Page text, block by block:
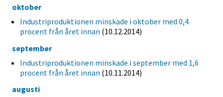
oktober
Industriproduktionen minskade i oktober med 0,4
procent från året innan (10.12.2014)
september
Industriproduktionen minskade i september med 1,6
procent från året innan (10.11.2014)
augusti